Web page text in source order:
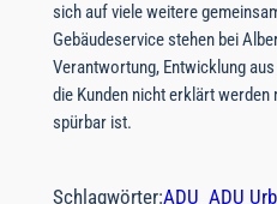
sich auf viele weitere
Gebäudeservice stehen bei
Verantwortung, Entwicklung
die Kunden nicht erklärt
spürbar ist.
Schlagwörter:ADU ADU